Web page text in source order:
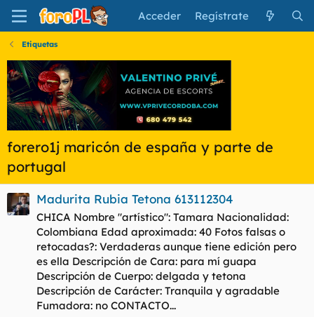
Acceder Regístrate
Etiquetas
forero1j maricón de españa y parte de
portugal
Madurita Rubia Tetona 613112304
CHICA Nombre "artístico": Tamara Nacionalidad:
Colombiana Edad aproximada: 40 Fotos falsas o
retocadas?: Verdaderas aunque tiene edición pero
es ella Descripción de Cara: para mí guapa
Descripción de Cuerpo: delgada y tetona
Descripción de Carácter: Tranquila y agradable
Fumadora: no CONTACTO...